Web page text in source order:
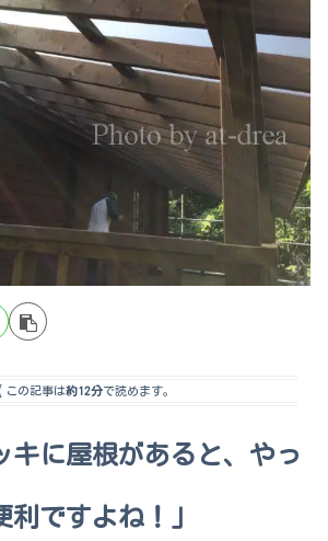
この記事は約12分で読めます。
キに屋根があると、やっ
利ですよね！」